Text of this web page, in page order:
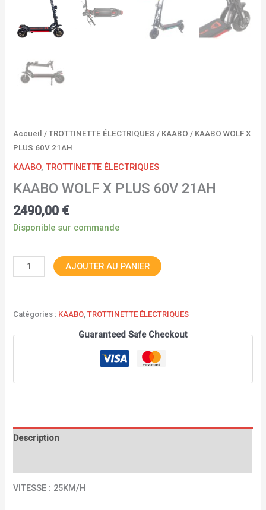
Accueil /TROTTINETTE ÉLECTRIQUES / KAABO / KAABO WOLF X
PLUS 60V 21AH
KAABO,TROTTINETTE ÉLECTRIQUES
KAABO WOLF X PLUS 60V 21AH
2490,00 €
Disponible sur commande
AJOUTER AU PANIER
Catégories : KAABO ,TROTTINETTE ÉLECTRIQUES
Guaranteed Safe Checkout
Description
VITESSE : 25KM/H